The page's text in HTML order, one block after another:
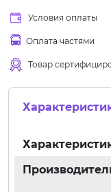
Условия оплаты
Оплата частями
Товар